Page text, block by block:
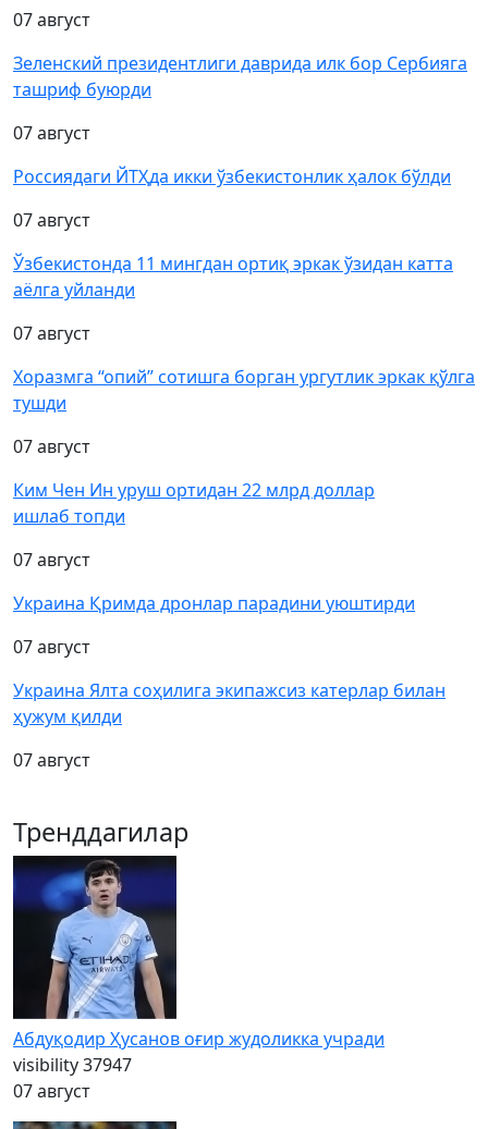
07 август
Зеленский президентлиги даврида илк бор Сербияга
ташриф буюрди
07 август
Россиядаги ЙТҲда икки ўзбекистонлик ҳалок бўлди
07 август
Ўзбекистонда 11 мингдан ортиқ эркак ўзидан катта
аёлга уйланди
07 август
Хоразмга “опий” сотишга борган ургутлик эркак қўлга
тушди
07 август
Ким Чен Ин уруш ортидан 22 млрд доллар
ишлаб топди
07 август
Украина Қримда дронлар парадини уюштирди
07 август
Украина Ялта соҳилига экипажсиз катерлар билан
ҳужум қилди
07 август
Тренддагилар
Абдуқодир Ҳусанов оғир жудоликка учради
visibility37947
07 август